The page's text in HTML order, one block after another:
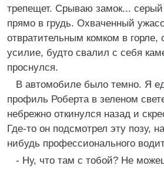
трепещет. Срываю замок... серый
прямо в грудь. Охваченный
отвратительным комком в горле,
усилие, будто свалил с себя
проснулся.
В автомобиле было темно. Я
профиль Роберта в зеленом
небрежно откинулся назад и
Где-то он подсмотрел эту позу,
нибудь профессионального
- Ну, что там с тобой? Не